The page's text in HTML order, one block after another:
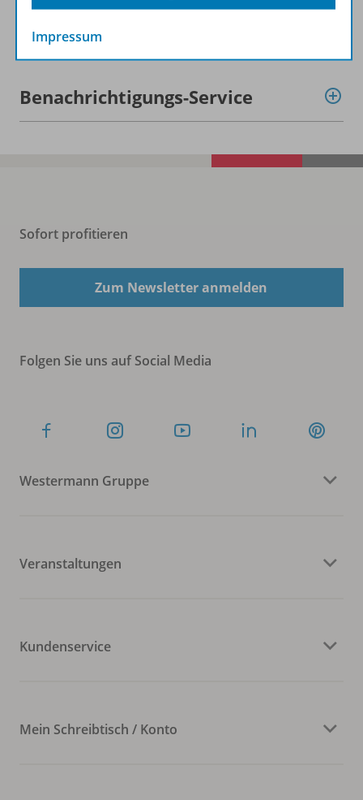
Digitale Unterrichtsmaterialien
Benachrichtigungs-Service
Sofort profitieren
Zum Newsletter anmelden
Folgen Sie uns auf Social Media
Westermann Gruppe
Veranstaltungen
Kundenservice
Mein Schreibtisch / Konto
Impressum